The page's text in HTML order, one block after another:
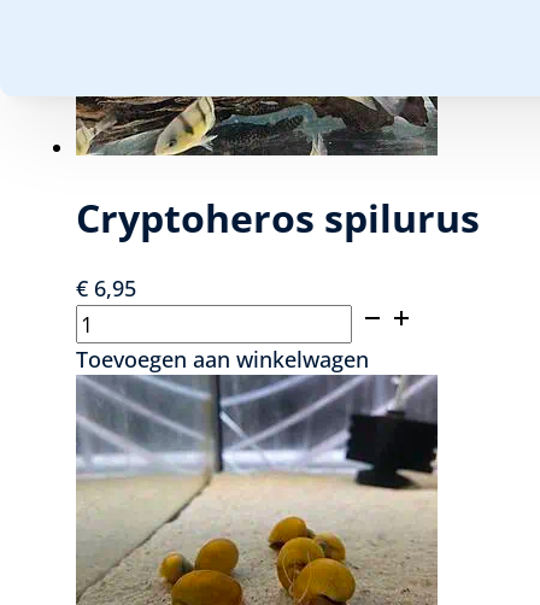
Cryptoheros spilurus
€ 6,95
Cryptoheros
spilurus
aantal
Toevoegen aan winkelwagen